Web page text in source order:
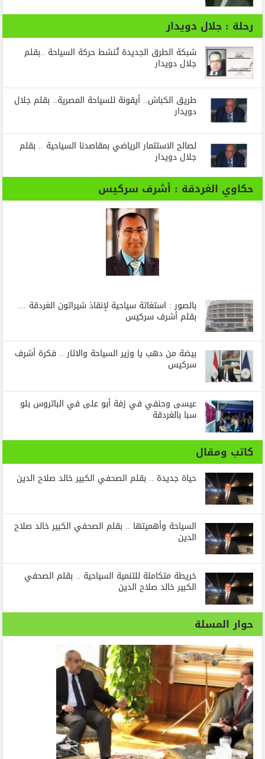
رحلة : جلال دويدار
شبكة الطرق الجديدة تُنشط حركة السياحة ..بقلم
جلال دويدار
طريق الكباش.. أيقونة للسياحة المصرية.. بقلم جلال
دويدار
لصالح الاستثمار الرياضي بمقاصدنا السياحية .. بقلم
جلال دويدار
حكاوي الغردقة : أشرف سركيس
بالصور : استغاثة سياحية لإنقاذ شيراتون الغردقة …
بقلم أشرف سركيس
بيضة من دهب يا وزير السياحة والاثار .. فكرة أشرف
سركيس
عيسى وحنفي في زفة أبو على في الباتروس بلو
سبا بالغردقة
كاتب ومقال
حياة جديدة .. بقلم الصحفي الكبير خالد صلاح الدين
السياحة وأهميتها .. بقلم الصحفي الكبير خالد صلاح
الدين
خريطة متكاملة للتنمية السياحية .. بقلم الصحفي
الكبير خالد صلاح الدين
حوار المسلة